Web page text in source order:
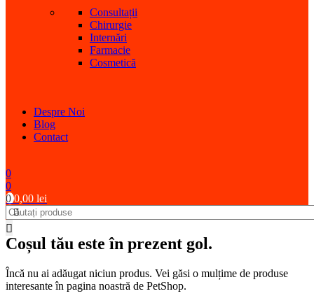
Consultații
Chirurgie
Internări
Farmacie
Cosmetică
Despre Noi
Blog
Contact
0
0
00,00 lei
Coșul tău este în prezent gol.
Încă nu ai adăugat niciun produs. Vei găsi o mulțime de produse
interesante în pagina noastră de PetShop.